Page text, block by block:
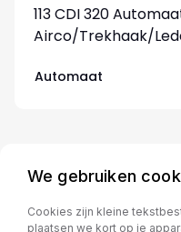
113 CDI 320
Airco/Trekhaak/
Automaat
We gebruiken
Cookies zijn kleine
plaatsen we kort op je